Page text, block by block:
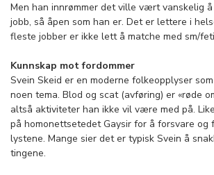
Men han innrømmer det ville vært vanskelig
jobb, så åpen som han er. Det er lettere i
fleste jobber er ikke lett å matche med sm/
Kunnskap mot fordommer
Svein Skeid er en moderne folkeopplyser
noen tema. Blod og scat (avføring) er «røde
altså aktiviteter han ikke vil være med på.
på homonettsetedet Gaysir for å forsvare og
lystene. Mange sier det er typisk Svein å
tingene.